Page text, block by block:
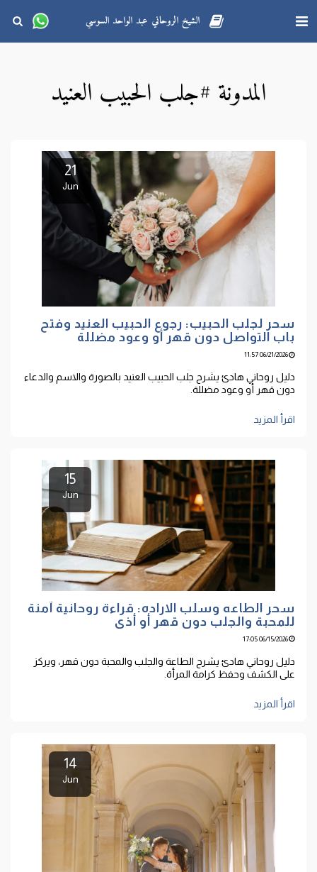
الشيخ الروحاني عبد الواحد السوسي
المدونة #جلب الحبيب العنيد
21
Jun
سحر لجلب الحبيب: رجوع الحبيب العنيد وفتح
باب التواصل دون قهر أو وعود مضللة
06/21/2026 11:57
دليل روحاني هادئ يشرح جلب الحبيب العنيد بالصورة والاسم والدعاء
دون قهر أو وعود مضللة.
اقرأ المزيد
15
Jun
سحر الطاعه وسلب الاراده: قراءة روحانية آمنة
للمحبة والجلب دون قهر أو أذى
06/15/2026 17:05
دليل روحاني هادئ يشرح الطاعة والجلب والمحبة دون قهر، ويركز
على الكشف وحفظ كرامة المرأة.
اقرأ المزيد
14
Jun